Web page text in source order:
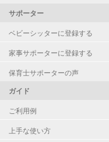
サポーター
ベビーシッターに登録する
家事サポーターに登録する
保育士サポーターの声
ガイド
ご利用例
上手な使い方